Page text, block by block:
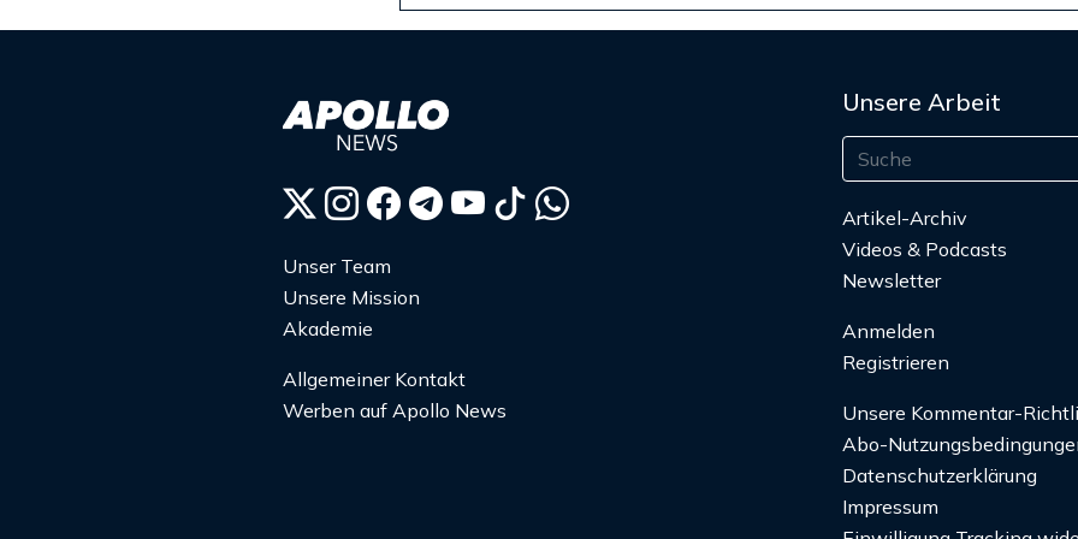
Unser Team
Unsere Mission
Akademie
Allgemeiner Kontakt
Werben auf Apollo News
Unsere Arbeit
Artikel-Archiv
Videos & Podcasts
Newsletter
Anmelden
Registrieren
Unsere Kommentar-
Abo-
Datenschutzerklärung
Impressum